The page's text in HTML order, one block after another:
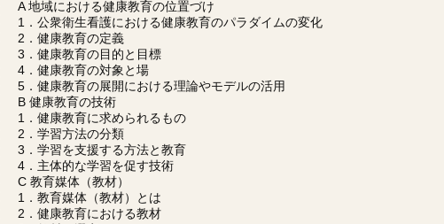
A 地域における健康教育の位置づけ
1．公衆衛生看護における健康教育のパラダイムの変化
2．健康教育の定義
3．健康教育の目的と目標
4．健康教育の対象と場
5．健康教育の展開における理論やモデルの活用
B 健康教育の技術
1．健康教育に求められるもの
2．学習方法の分類
3．学習を支援する方法と教育
4．主体的な学習を促す技術
C 教育媒体（教材）
1．教育媒体（教材）とは
2．健康教育における教材